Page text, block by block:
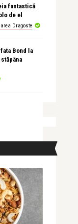
fantastică
de el
Dragoste
Bond la